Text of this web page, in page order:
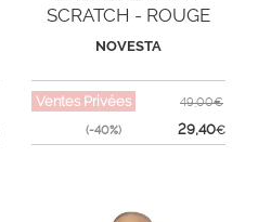
SCRATCH - ROUGE
NOVESTA
Ventes Privées
(-40%)
49,00€
29,40€